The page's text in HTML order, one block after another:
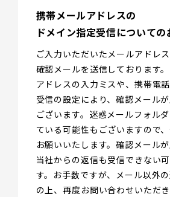
携帯メールアドレスの
ドメイン指定受信についての
ご入力いただいたメールアドレ
確認メールを送信しております
アドレスの入力ミスや、携帯電
受信の設定により、確認メール
ございます。迷惑メールフォル
ている可能性もございますので
お願いいたします。確認メールが
当社からの返信も受信できない
す。お手数ですが、メール以外
の上、再度お問い合わせいただ